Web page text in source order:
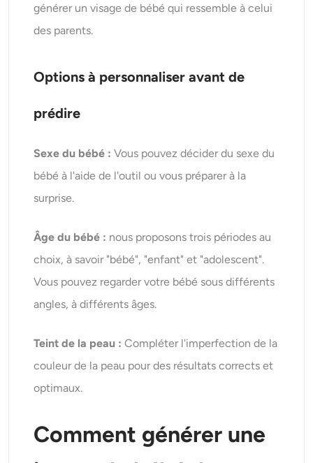
générer un visage de bébé qui ressemble à celui
des parents.
Options à personnaliser avant de
prédire
Sexe du bébé : Vous pouvez décider du sexe du
bébé à l'aide de l'outil ou vous préparer à la
surprise.
Âge du bébé : nous proposons trois périodes au
choix, à savoir "bébé", "enfant" et "adolescent".
Vous pouvez regarder votre bébé sous différents
angles, à différents âges.
Teint de la peau : Compléter l'imperfection de la
couleur de la peau pour des résultats corrects et
optimaux.
Comment générer une